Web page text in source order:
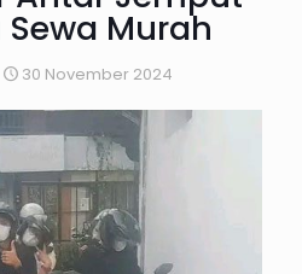
Murah
30 November 2024